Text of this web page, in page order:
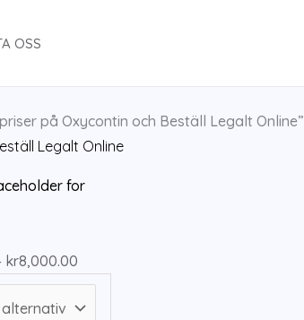
OSS
på Oxycontin och Beställ Legalt Online”
Legalt Online
kr8,000.00
kr1,900.00
till